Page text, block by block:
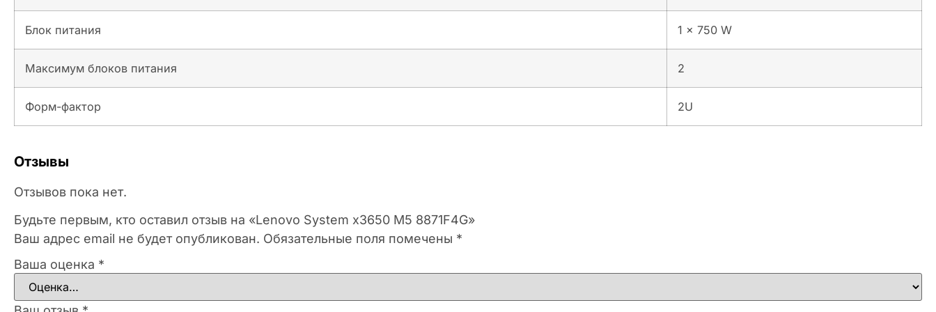
Блок питания 1 x 750 W
Максимум блоков питания 2
Форм-фактор 2U
Отзывы
Отзывов пока нет.
Будьте первым, кто оставил отзыв на «Lenovo System x3650 M5 8871F4G»
Ваш адрес email не будет опубликован. Обязательные поля помечены *
Ваша оценка *